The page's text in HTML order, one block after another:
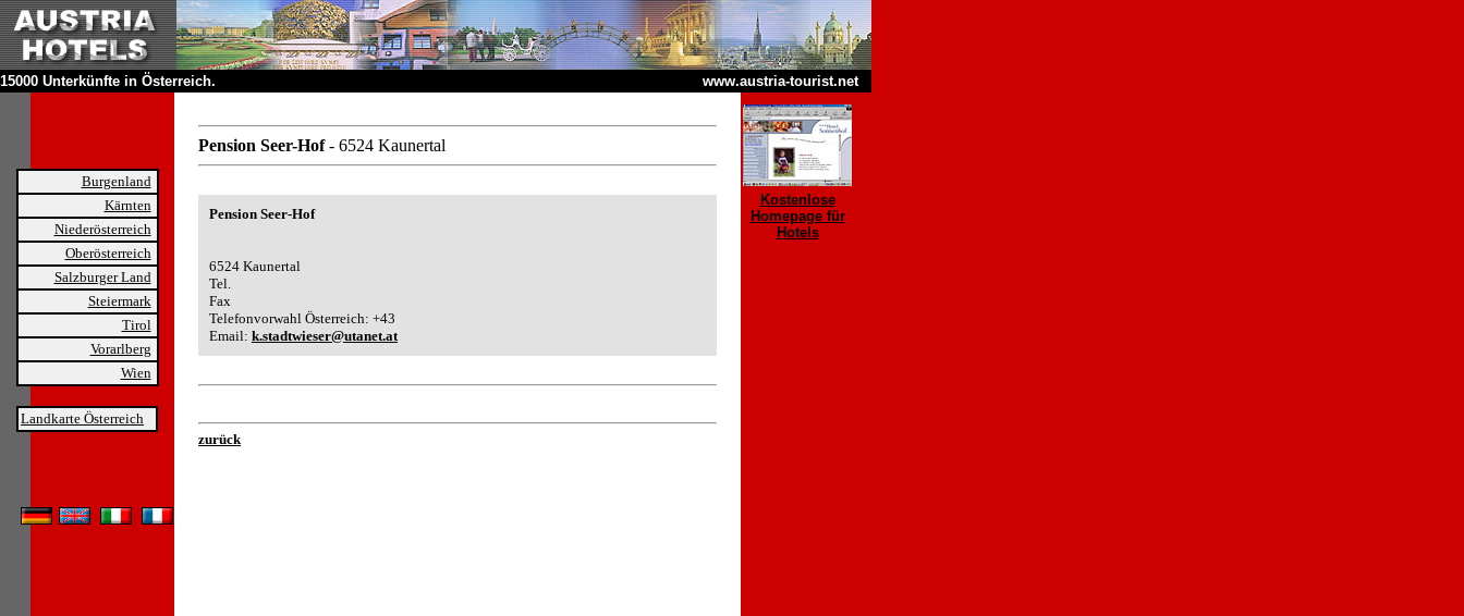
15000 Unterkünfte in Österreich. www.austria-tourist.net
Burgenland
Kärnten
Niederösterreich
Oberösterreich
Salzburger Land
Steiermark
Tirol
Vorarlberg
Wien
Landkarte Österreich
Pension Seer-Hof- 6524 Kaunertal
Pension Seer-Hof
6524 Kaunertal
Tel.
Fax
Telefonvorwahl Österreich: +43
Email: k.stadtwieser@utanet.at
zurück
Kostenlose
Homepage für
Hotels